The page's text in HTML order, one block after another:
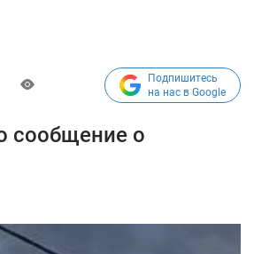
Подпишитесь
на нас в Google
сообщение о